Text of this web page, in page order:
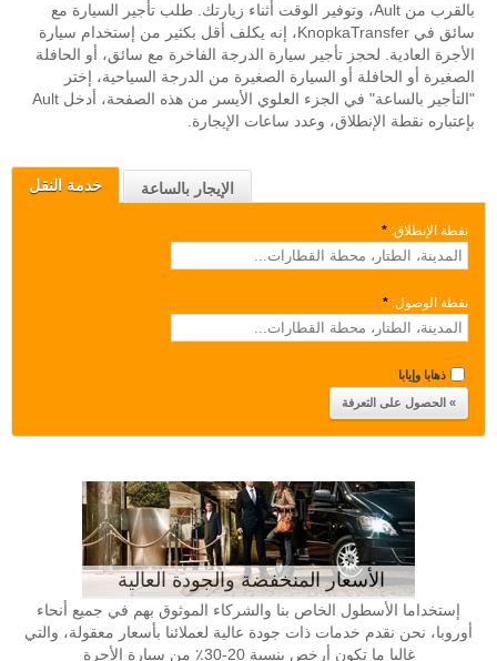
خدمة النقل الإيجار بالساعة
نقطة الإنطلاق: *
نقطة الوصول: *
ذهابا وإيابا
الأسعار المنخفضة والجودة العالية
إستخداما الأسطول الخاص بنا والشركاء الموثوق بهم في جميع أنحاء
أوروبا، نحن نقدم خدمات ذات جودة عالية لعملائنا بأسعار معقولة، والتي
غالبا ما تكون أرخص بنسبة 20-30٪ من سيارة الأجرة
بالقرب من Ault، وتوفير الوقت أثناء زيارتك. طلب تأجير السيارة مع
سائق في KnopkaTransfer، إنه يكلف أقل بكثير من إستخدام سيارة
الأجرة العادية. لحجز تأجير سيارة الدرجة الفاخرة مع سائق، أو الحافلة
الصغيرة أو الحافلة أو السيارة الصغيرة من الدرجة السياحية، إختر
"التأجير بالساعة" في الجزء العلوي الأيسر من هذه الصفحة، أدخل Ault
بإعتباره نقطة الإنطلاق، وعدد ساعات الإيجارة.